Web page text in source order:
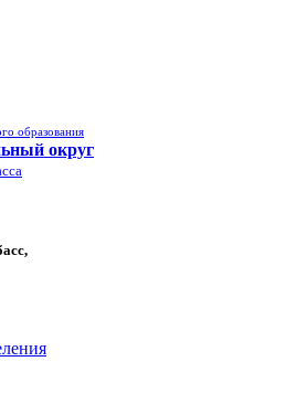
образования
округ